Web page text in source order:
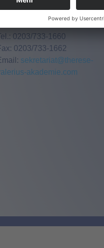
Telefon & Email
0203/733-1660
0203/733-1662
sekretariat@therese-
akademie.com